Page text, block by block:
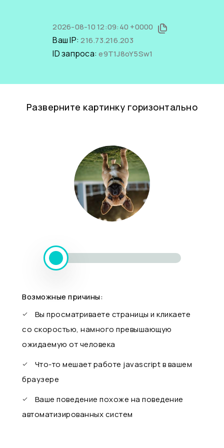
2026-08-10 12:09:40 +0000
Ваш IP:216.73.216.203
ID запроса:e9T1J8oY5Sw1
Разверните картинку горизонтально
Возможные причины:
Вы просматриваете страницы и кликаете
со скоростью, намного превышающую
ожидаемую от человека
Что-то мешает работе javascript в вашем
браузере
Ваше поведение похоже на поведение
автоматизированных систем